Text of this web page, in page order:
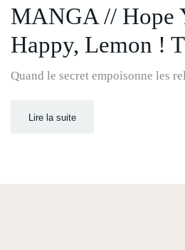
MANGA // Hope
Happy, Lemon !
Quand le secret empoisonne les
Lire la suite